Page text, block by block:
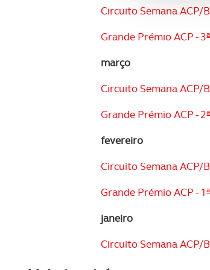
e
O ACP
Realçamos
Circuito Semana ACP/
Grande Prémio ACP -
março
Circuito Semana ACP/
Grande Prémio ACP -
fevereiro
Circuito Semana ACP/
Grande Prémio ACP -
janeiro
Circuito Semana ACP/